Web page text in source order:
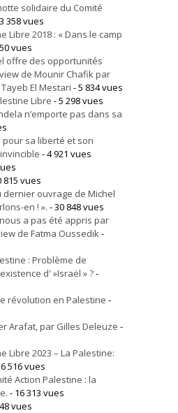
solidaire du Comité
358 vues
Libre 2018 : « Dans le camp
vues
offre des opportunités
de Mounir Chafik par
El Mestari - 5 834 vues
Libre - 5 298 vues
n’emporte pas dans sa
sa liberté et son
- 4 921 vues
815 vues
ouvrage de Michel
en ! ». - 30 848 vues
a pas été appris par
de Fatma Oussedik-
: Problème de
d' »Israël » ?-
révolution en Palestine -
Arafat, par Gilles Deleuze -
Libre 2023 – La Palestine:
516 vues
Action Palestine : la
- 16 313 vues
vues